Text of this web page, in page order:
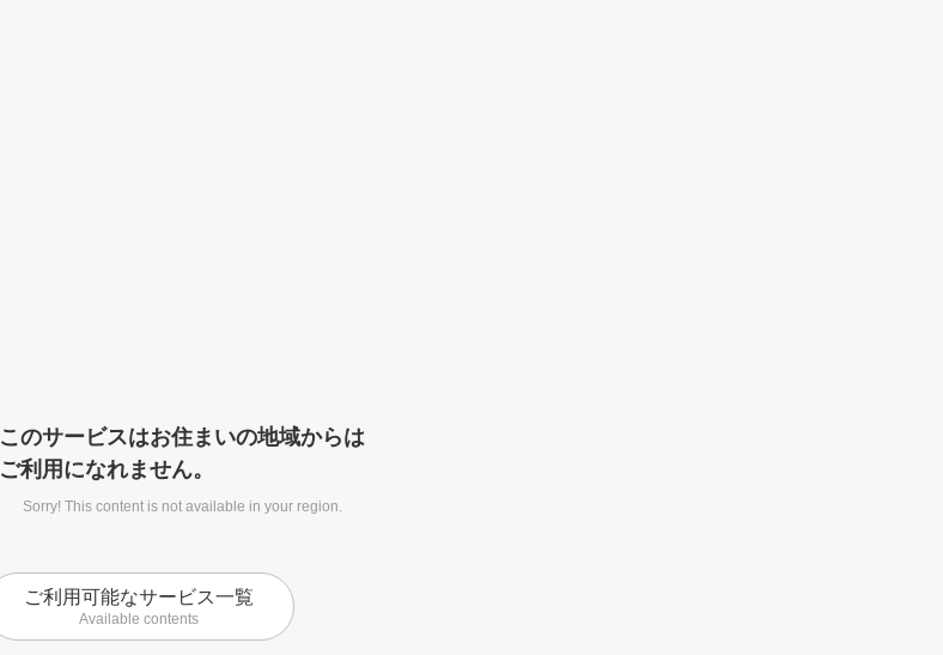
このサービスはお住まいの地域からは
ご利用になれません。
Sorry! This content is not available in your region.
ご利用可能なサービス一覧
Available contents